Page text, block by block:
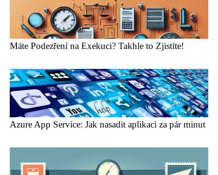
Máte Podezření na Exekuci? Takhle to Zjistíte!
Azure App Service: Jak nasadit aplikaci za pár minut